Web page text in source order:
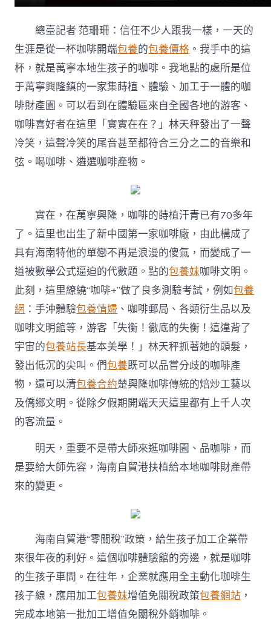
總臺記者 范珊珊：信任不少人跟我一樣，一天的
生涯是從一杯咖啡開端包養的包養價格 。我手中的這
杯，就是萬寧本地生孩子的咖啡。我地點的處所是位
于萬寧興隆鎮的一家集蒔植、體驗、加工于一體的咖
啡財產園。可以看到在體驗區來自全國各地的游客、
咖啡喜好者在這里「實實在在？」林天秤發出了一聲
冷笑，這聲冷笑的尾音甚至都符合三分之二的音樂和
弦。喝咖啡、遴選咖啡產物。
實在，在萬寧興隆，咖啡的蒔植汗青已有70多年
了。這里也出生了新中國第一家咖啡廠，由此構成了
具有海南特他的單戀不再是浪漫的傻氣，而變成了一
道被數學公式逼迫的代數題。點的包養妹咖啡文明。
此刻，這里繚繞“咖啡+”做了良多測驗考試，例如包養
網 ：手沖體驗包養情婦 、咖啡郵局、各類衍生品以及
咖啡文明館等，游客「失衡！徹底的失衡！這違背了
宇宙的包養站長基本美學！」林天秤抓著她的頭髮，
發出低沉的尖叫。們包養既可以品嘗分歧的咖啡產
物，還可以清包養合約楚興隆咖啡傳統的焙炒工藝以
及僑鄉文明。從除夕假期開端天天這里都有上千人次
的客流量。
明天，重要不是帶大師來逛咖啡園、品咖啡，而
是要給大師先容，海南自貿港扶植給本地咖啡財產帶
來的變更。
海南自貿港“零關稅”政策，給生孩子加工企業帶
來很年夜的利好。這個咖啡體驗館的旁邊，就是咖啡
的生孩子車間。在往年，企業就應用全主動化咖啡生
孩子線，應用加工包養妹增值免關稅政策包養網站 ，
完成本地第一批加工增值免關稅外銷咖啡。